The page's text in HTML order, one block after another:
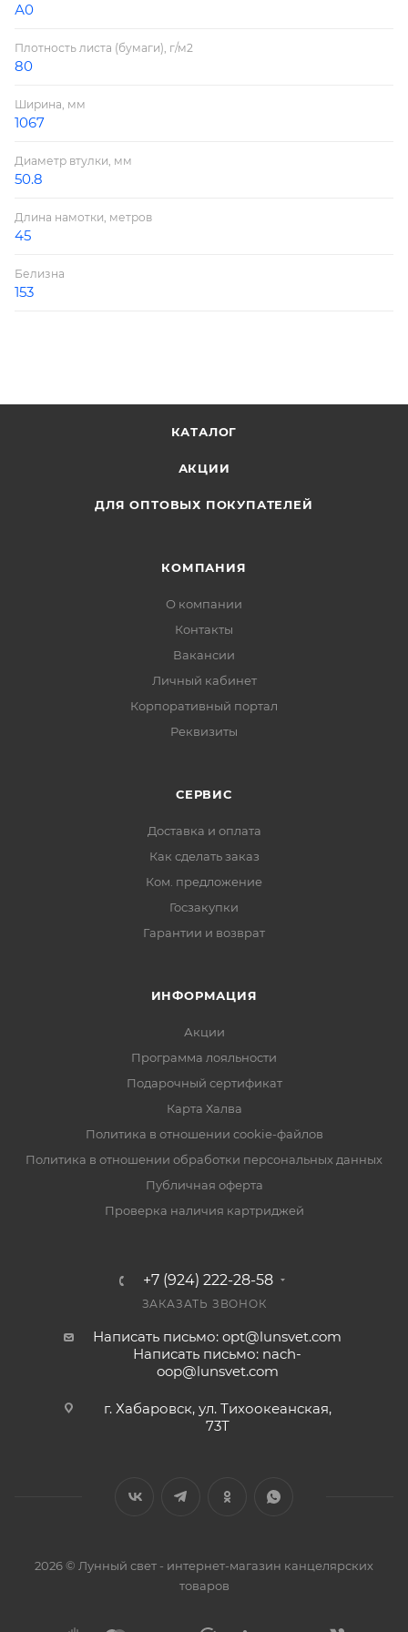
А0
Плотность листа (бумаги), г/м2
80
Ширина, мм
1067
Диаметр втулки, мм
50.8
Длина намотки, метров
45
Белизна
153
КАТАЛОГ
АКЦИИ
ДЛЯ ОПТОВЫХ ПОКУПАТЕЛЕЙ
КОМПАНИЯ
О компании
Контакты
Вакансии
Личный кабинет
Корпоративный портал
Реквизиты
СЕРВИС
Доставка и оплата
Как сделать заказ
Ком. предложение
Госзакупки
Гарантии и возврат
ИНФОРМАЦИЯ
Акции
Программа лояльности
Подарочный сертификат
Карта Халва
Политика в отношении cookie-файлов
Политика в отношении обработки персональных данных
Публичная оферта
Проверка наличия картриджей
+7 (924) 222-28-58
ЗАКАЗАТЬ ЗВОНОК
Написать письмо: opt@lunsvet.com
Написать письмо: nach-
oop@lunsvet.com
г. Хабаровск, ул. Тихоокеанская,
73Т
2026 © Лунный свет - интернет-магазин канцелярских
товаров